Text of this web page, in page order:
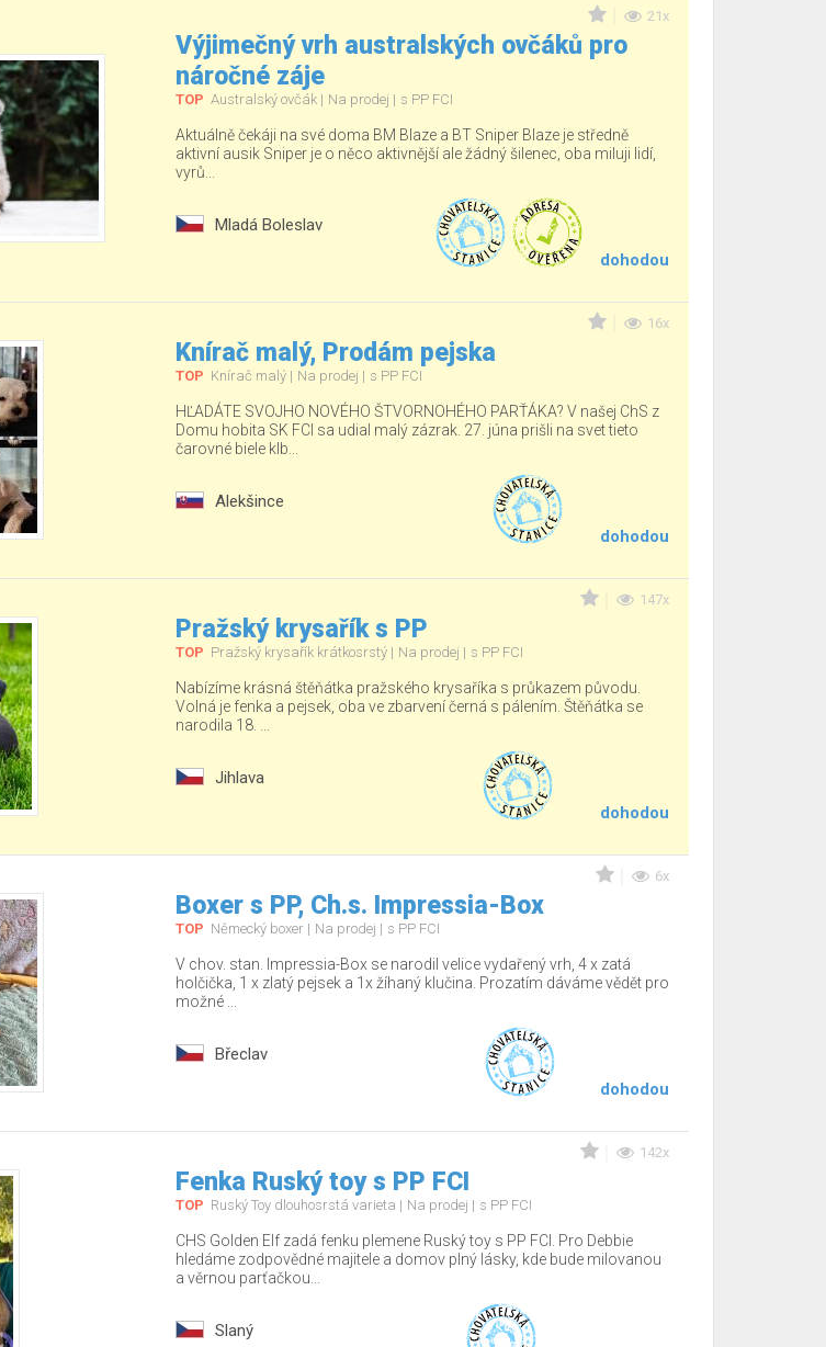
21x
Výjimečný vrh australských ovčáků pro
náročné záje
TOP Australský ovčák Na prodej s PP FCI
Aktuálně čekáji na své doma BM Blaze a BT Sniper Blaze je středně
aktivní ausik Sniper je o něco aktivnější ale žádný šilenec, oba miluji lidí,
vyrů...
Mladá Boleslav
dohodou
16x
Knírač malý, Prodám pejska
TOP Knírač malý Na prodej s PP FCI
HĽADÁTE SVOJHO NOVÉHO ŠTVORNOHÉHO PARŤÁKA? V našej ChS z
Domu hobita SK FCI sa udial malý zázrak. 27. júna prišli na svet tieto
čarovné biele klb...
Alekšince
dohodou
147x
Pražský krysařík s PP
TOP Pražský krysařík krátkosrstý Na prodej s PP FCI
Nabízíme krásná štěňátka pražského krysaříka s průkazem původu.
Volná je fenka a pejsek, oba ve zbarvení černá s pálením. Štěňátka se
narodila 18. ...
Jihlava
dohodou
6x
Boxer s PP, Ch.s. Impressia-Box
TOP Německý boxer Na prodej s PP FCI
V chov. stan. Impressia-Box se narodil velice vydařený vrh, 4 x zatá
holčička, 1 x zlatý pejsek a 1x žíhaný klučina. Prozatím dáváme vědět pro
možné ...
Břeclav
dohodou
142x
Fenka Ruský toy s PP FCI
TOP Ruský Toy dlouhosrstá varieta Na prodej s PP FCI
CHS Golden Elf zadá fenku plemene Ruský toy s PP FCI. Pro Debbie
hledáme zodpovědné majitele a domov plný lásky, kde bude milovanou
a věrnou parťačkou...
Slaný